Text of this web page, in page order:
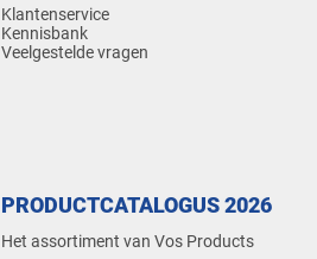
Klantenservice
Kennisbank
Veelgestelde vragen
PRODUCTCATALOGUS 2026
Het assortiment van Vos Products